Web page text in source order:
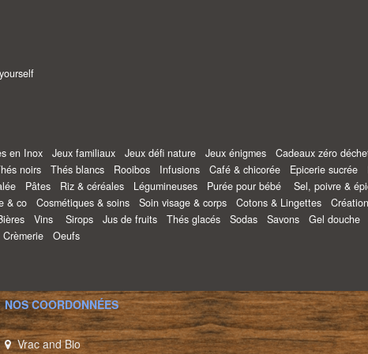
en Inox Jeux familiaux Jeux défi nature Jeux énigmes Cadeaux zéro
noirs Thés blancs Rooibos Infusions Café & chicorée Epicerie sucrée
Pâtes Riz & céréales Légumineuses Purée pour bébé Sel, poivre &
& co Cosmétiques & soins Soin visage & corps Cotons & Lingettes
Vins Sirops Jus de fruits Thés glacés Sodas Savons Gel douche
Crèmerie Oeufs
NOS COORDONNÉES
Vrac and Bio